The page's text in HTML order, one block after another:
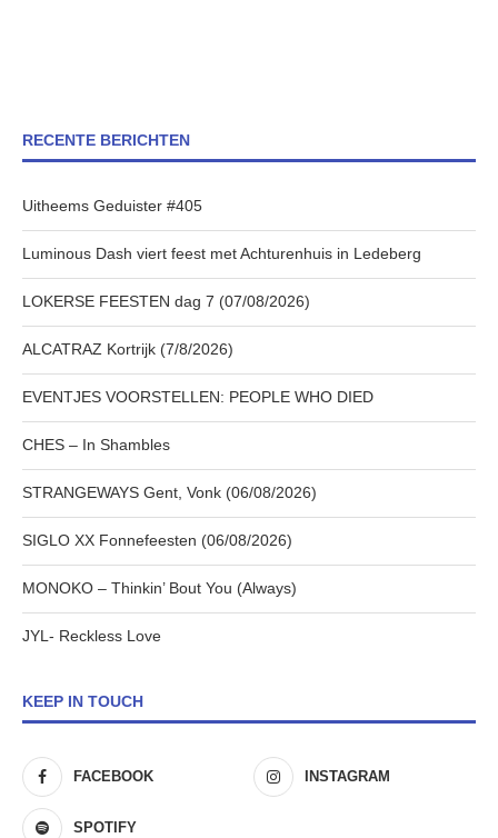
RECENTE BERICHTEN
Uitheems Geduister #405
Luminous Dash viert feest met Achturenhuis in Ledeberg
LOKERSE FEESTEN dag 7 (07/08/2026)
ALCATRAZ Kortrijk (7/8/2026)
EVENTJES VOORSTELLEN: PEOPLE WHO DIED
CHES – In Shambles
STRANGEWAYS Gent, Vonk (06/08/2026)
SIGLO XX Fonnefeesten (06/08/2026)
MONOKO – Thinkin’ Bout You (Always)
JYL- Reckless Love
KEEP IN TOUCH
FACEBOOK INSTAGRAM
SPOTIFY